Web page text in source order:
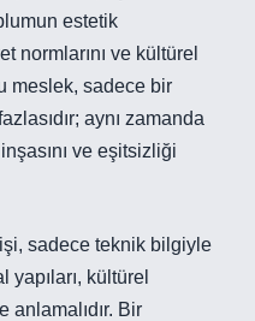
estetik
normlarını ve kültürel
meslek, sadece bir
aynı zamanda
ve eşitsizliği
sadece teknik bilgiyle
kültürel
anlamalıdır. Bir